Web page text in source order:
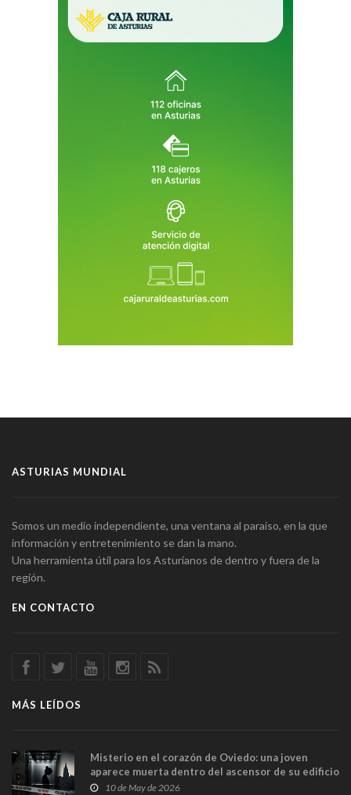
ASTURIAS MUNDIAL
Somos un medio independiente, una ventana al paraíso, en la que
información y entretenimiento se dan la mano.
Una herramienta útil para los Asturianos de dentro y fuera de la
región.
EN CONTACTO
MÁS LEÍDOS
Misterio en el corazón de Oviedo: una joven
aparece muerta dentro del ascensor de su edificio
y las cámaras captan sus últimos minutos
10 de May de 2026